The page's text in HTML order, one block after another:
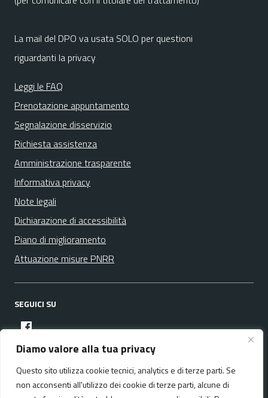
Diamo valore alla tua privacy
Questo sito utilizza cookie tecnici, analytics e di terze parti. Se
non acconsenti all'utilizzo dei cookie di terze parti, alcune di
La mail del DPO va usata SOLO per questioni
riguardanti la privacy
Leggi le FAQ
Prenotazione appuntamento
Segnalazione disservizio
Richiesta assistenza
Amministrazione trasparente
Informativa privacy
Note legali
Dichiarazione di accessibilità
Piano di miglioramento
Attuazione misure PNRR
SEGUICI SU
facebook
Media policy Mappa del sito